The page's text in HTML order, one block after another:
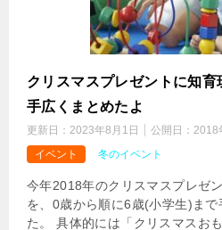
クリスマスプレゼントに知
手広くまとめたよ
更新日： 2023年8月1日 公開日： 2018
イベント
冬のイベント
今年2018年のクリスマスプレゼ
を、0歳から順に6歳(小学生)ま
た。 具体的には「クリスマスお